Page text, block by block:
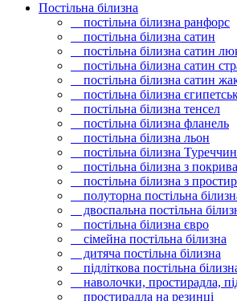
Постільна білизна
постільна білизна ранфорс
постільна білизна сатин
постільна білизна сатин
постільна білизна сатин
постільна білизна сатин
постільна білизна
постільна білизна тенсел
постільна білизна фланель
постільна білизна льон
постільна білизна
постільна білизна з
постільна білизна з
полуторна постільна
двоспальна постільна
постільна білизна євро
сімейна постільна білизна
дитяча постільна білизна
підліткова постільна
наволочки, простирадла,
простирадла на резинці